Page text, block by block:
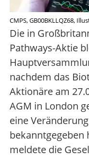
CMPS, GB00BKLLQZ68,
Die in
Pathways-Aktie
nachdem das
Aktionäre am
AGM in London
eine
bekanntgegeben
meldete die